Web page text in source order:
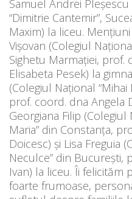
Samuel Andrei
“Dimitrie Cantemir”,
Maxim) la liceu.
Vişovan (Colegiul
Sighetu Marmaţiei, prof.
Elisabeta Pesek) la
(Colegiul Naţional
prof. coord. dna Angela
Georgiana Filip (Colegiul
Maria” din Constanţa,
Doicesc) și Lisa Freguia
Neculce” din București,
Ivan) la liceu. Îi
foarte frumoase,